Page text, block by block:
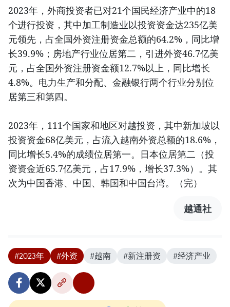
2023年，外商投资者已对21个国民经济产业中的18
个进行投资，其中加工制造业以投资资金达235亿美
元领先，占全国外资注册资金总额的64.2%，同比增
长39.9%；房地产行业位居第二，引进外资46.7亿美
元，占全国外资注册资金额12.7%以上，同比增长
4.8%。电力生产和分配、金融银行两个行业分别位
居第三和第四。
2023年，111个国家和地区对越投资，其中新加坡以
投资资金68亿美元，占流入越南外资总额的18.6%，
同比增长5.4%的成绩位居第一。日本位居第二（投
资资金近65.7亿美元，占17.9%，增长37.3%）。其
次为中国香港、中国、韩国和中国台湾。（完）
越通社
#2023年 #外资 #越南 #新注册资 #经济产业